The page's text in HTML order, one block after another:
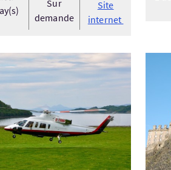
Sur
demande
Site
internet
CARS IN THE SCOTTISH